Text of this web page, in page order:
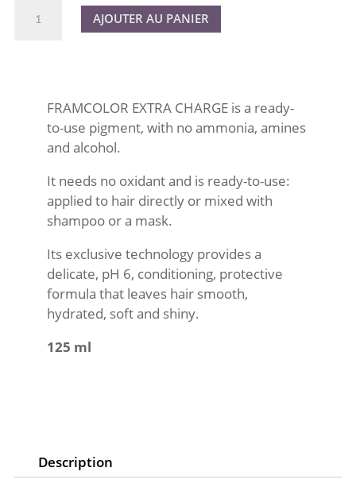
VIOLET
125ml
AJOUTER AU PANIER
n
a
v
e
FRAMCOLOR EXTRA CHARGE is a ready-
to-use pigment, with no ammonia, amines
and alcohol.
It needs no oxidant and is ready-to-use:
applied to hair directly or mixed with
shampoo or a mask.
Its exclusive technology provides a
delicate, pH 6, conditioning, protective
formula that leaves hair smooth,
hydrated, soft and shiny.
125 ml
Description